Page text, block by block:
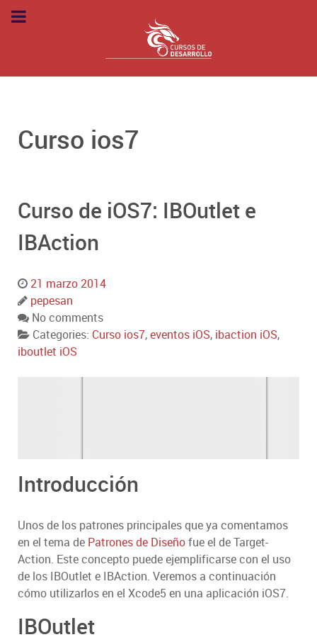
Curso ios7
Curso de iOS7: IBOutlet e
IBAction
21 marzo 2014
pepesan
No comments
Categories: Curso ios7,eventos iOS, ibaction iOS,
iboutlet iOS
Introducción
Unos de los patrones principales que ya comentamos
en el tema de Patrones de Diseñofue el de Target-
Action. Este concepto puede ejemplificarse con el uso
de los IBOutlet e IBAction. Veremos a continuación
cómo utilizarlos en el Xcode5 en una aplicación iOS7.
IBOutlet